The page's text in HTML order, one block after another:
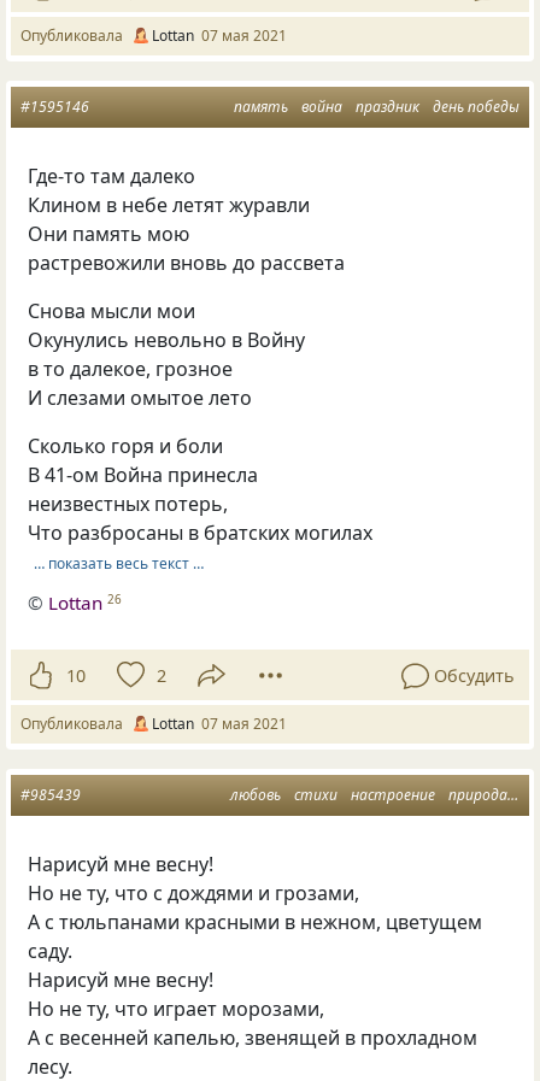
Опубликовала Lottan 07 мая 2021
память война праздник день победы
#1595146
Где-то там далеко
Клином в небе летят журавли
Они память мою
растревожили вновь до рассвета
Снова мысли мои
Окунулись невольно в Войну
в то далекое, грозное
И слезами омытое лето
Сколько горя и боли
В 41-ом Война принесла
неизвестных потерь,
Что разбросаны в братских могилах
… показать весь текст …
© Lottan 26
10 2 Обсудить
Опубликовала Lottan 07 мая 2021
любовь стихи настроение природа
#985439
Нарисуй мне весну!
Но не ту, что с дождями и грозами,
А с тюльпанами красными в нежном, цветущем
саду.
Нарисуй мне весну!
Но не ту, что играет морозами,
А с весенней капелью, звенящей в прохладном
лесу.